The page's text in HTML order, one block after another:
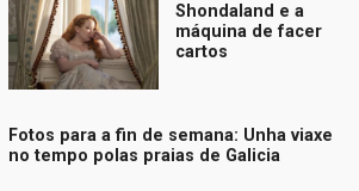
Shondaland e a
máquina de facer
cartos
Fotos para a fin de semana: Unha viaxe
no tempo polas praias de Galicia